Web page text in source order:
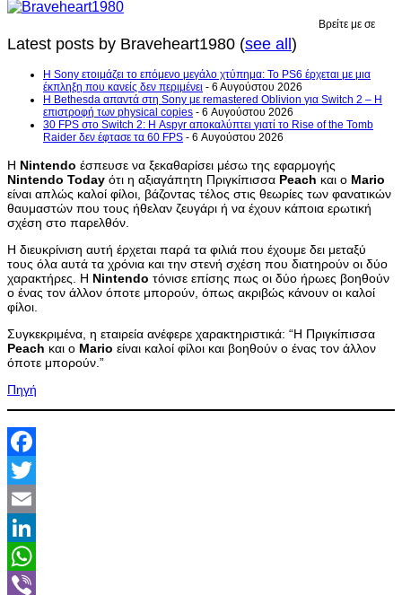
Βρείτε με σε
Latest posts by Braveheart1980 (see all)
Η Sony ετοιμάζει το επόμενο μεγάλο χτύπημα: Το PS6 έρχεται με μια
έκπληξη που κανείς δεν περιμένει - 6 Αυγούστου 2026
Η Bethesda απαντά στη Sony με remastered Oblivion για Switch 2 – Η
επιστροφή των physical copies - 6 Αυγούστου 2026
30 FPS στο Switch 2: Η Aspyr αποκαλύπτει γιατί το Rise of the Tomb
Raider δεν έφτασε τα 60 FPS - 6 Αυγούστου 2026
Η Nintendo έσπευσε να ξεκαθαρίσει μέσω της εφαρμογής
Nintendo Today ότι η αξιαγάπητη Πριγκίπισσα Peach και ο Mario
είναι απλώς καλοί φίλοι, βάζοντας τέλος στις θεωρίες των φανατικών
θαυμαστών που τους ήθελαν ζευγάρι ή να έχουν κάποια ερωτική
σχέση στο παρελθόν.
Η διευκρίνιση αυτή έρχεται παρά τα φιλιά που έχουμε δει μεταξύ
τους όλα αυτά τα χρόνια και την στενή σχέση που διατηρούν οι δύο
χαρακτήρες. Η Nintendo τόνισε επίσης πως οι δύο ήρωες βοηθούν
ο ένας τον άλλον όποτε μπορούν, όπως ακριβώς κάνουν οι καλοί
φίλοι.
Συγκεκριμένα, η εταιρεία ανέφερε χαρακτηριστικά: “Η Πριγκίπισσα
Peach και ο Mario είναι καλοί φίλοι και βοηθούν ο ένας τον άλλον
όποτε μπορούν.”
Πηγή
Facebook
Twitter
Email
LinkedIn
WhatsApp